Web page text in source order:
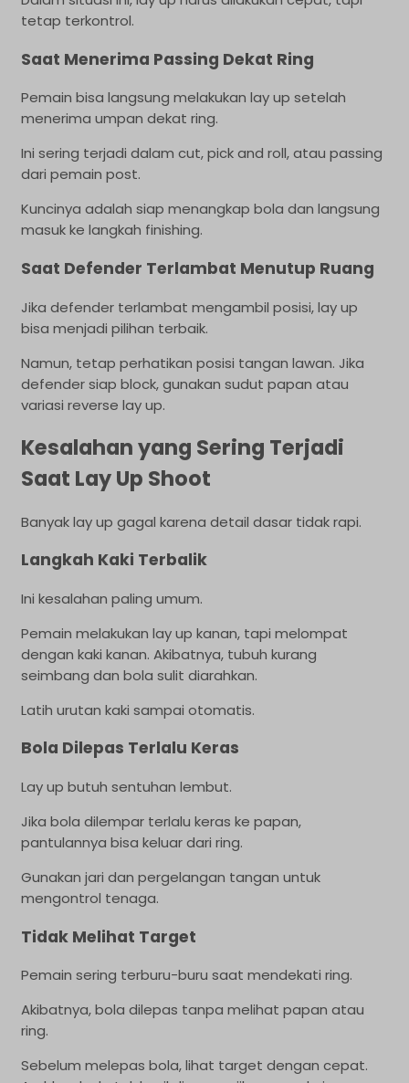
tetap terkontrol.
Saat Menerima Passing Dekat Ring
Pemain bisa langsung melakukan lay up setelah
menerima umpan dekat ring.
Ini sering terjadi dalam cut, pick and roll, atau passing
dari pemain post.
Kuncinya adalah siap menangkap bola dan langsung
masuk ke langkah finishing.
Saat Defender Terlambat Menutup Ruang
Jika defender terlambat mengambil posisi, lay up
bisa menjadi pilihan terbaik.
Namun, tetap perhatikan posisi tangan lawan. Jika
defender siap block, gunakan sudut papan atau
variasi reverse lay up.
Kesalahan yang Sering Terjadi
Saat Lay Up Shoot
Banyak lay up gagal karena detail dasar tidak rapi.
Langkah Kaki Terbalik
Ini kesalahan paling umum.
Pemain melakukan lay up kanan, tapi melompat
dengan kaki kanan. Akibatnya, tubuh kurang
seimbang dan bola sulit diarahkan.
Latih urutan kaki sampai otomatis.
Bola Dilepas Terlalu Keras
Lay up butuh sentuhan lembut.
Jika bola dilempar terlalu keras ke papan,
pantulannya bisa keluar dari ring.
Gunakan jari dan pergelangan tangan untuk
mengontrol tenaga.
Tidak Melihat Target
Pemain sering terburu-buru saat mendekati ring.
Akibatnya, bola dilepas tanpa melihat papan atau
ring.
Sebelum melepas bola, lihat target dengan cepat.